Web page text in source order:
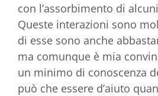
con l’assorbimento di
Queste interazioni sono
di esse sono anche
ma comunque è mia
un minimo di conoscenza
può che essere d’aiuto